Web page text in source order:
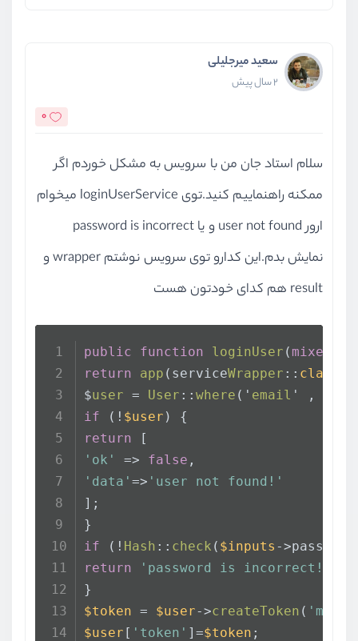
سعید میرجلیلی
2 سال پیش
0
سلام استاد جان من با سرویس به مشکل خوردم اگر
ممکنه راهنماییم کنید.توی loginUserService میخوام
ارور user not found و یا password is incorrect
نمایش بدم.این کدارو توی سرویس نوشتم wrapper و
result هم کدای خودتون هست
public function loginUser ( mixed
return
app (serviceWrapper :: class
$user = User :: where (' email ' , $
if (! $user ) {
return [
'ok'
=> false ,
'data' => 'user not found!'
];
}
if (! Hash :: check ( $inputs -
return
'password is incorrect!'
}
$token = $user->createToken (
$user [ 'token' ]=$token ;